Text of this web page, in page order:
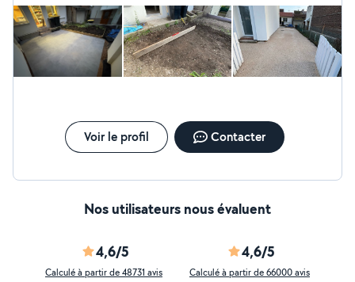
aussi toutes sorte de travaux de manutention, petite
maçonnerie, démolition.
Voir le profil Contacter
Nos utilisateurs nous évaluent
4,6/5
Calculé à partir de 48731 avis
4,6/5
Calculé à partir de 66000 avis